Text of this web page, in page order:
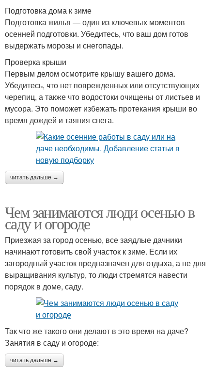
Подготовка дома к зиме
Подготовка жилья — один из ключевых моментов
осенней подготовки. Убедитесь, что ваш дом готов
выдержать морозы и снегопады.
Проверка крыши
Первым делом осмотрите крышу вашего дома.
Убедитесь, что нет поврежденных или отсутствующих
черепиц, а также что водостоки очищены от листьев и
мусора. Это поможет избежать протекания крыши во
время дождей и таяния снега.
читать дальше →
Чем занимаются люди осенью в
саду и огороде
Приезжая за город осенью, все заядлые дачники
начинают готовить свой участок к зиме. Если их
загородный участок предназначен для отдыха, а не для
выращивания культур, то люди стремятся навести
порядок в доме, саду.
Так что же такого они делают в это время на даче?
Занятия в саду и огороде:
читать дальше →